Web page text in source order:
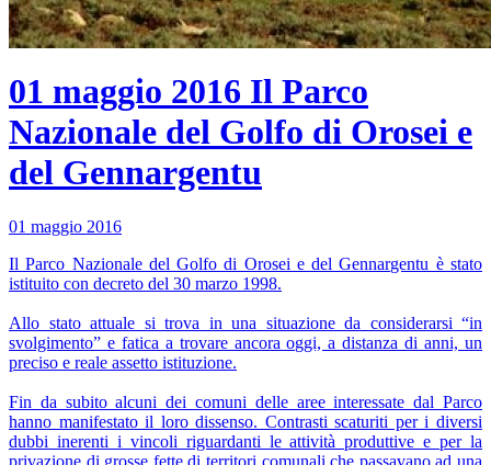
01 maggio 2016 Il Parco
Nazionale del Golfo di Orosei e
del Gennargentu
01 maggio 2016
Il Parco Nazionale del Golfo di Orosei e del Gennargentu è stato
istituito con decreto del 30 marzo 1998.
Allo stato attuale si trova in una situazione da considerarsi “in
svolgimento” e fatica a trovare ancora oggi, a distanza di anni, un
preciso e reale assetto istituzione.
Fin da subito alcuni dei comuni delle aree interessate dal Parco
hanno manifestato il loro dissenso. Contrasti scaturiti per i diversi
dubbi inerenti i vincoli riguardanti le attività produttive e per la
privazione di grosse fette di territori comunali che passavano ad una